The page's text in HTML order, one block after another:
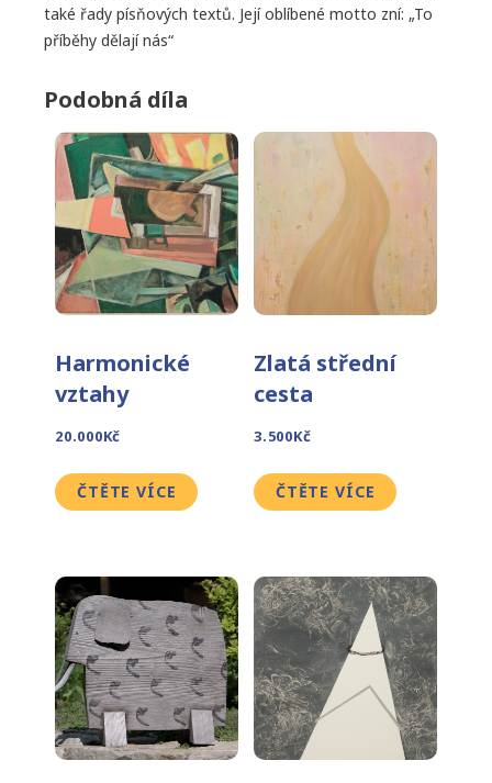
také řady písňových textů. Její oblíbené motto zní: „To
příběhy dělají nás“
Podobná díla
Harmonické
vztahy
20.000Kč
ČTĚTE VÍCE
Zlatá střední
cesta
3.500Kč
ČTĚTE VÍCE